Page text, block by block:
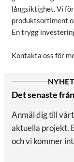
långsiktighet. Vi
produktsortiment
En trygg
Kontakta oss för
Det senaste
Anmäl dig till
aktuella projekt.
och vi kommer